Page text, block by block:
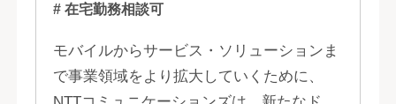
# 在宅勤務相談可
モバイルからサービス・ソリューションま
で事業領域をより拡大していくために、